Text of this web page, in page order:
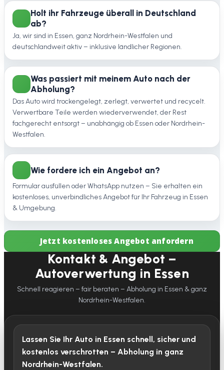
Holt ihr Fahrzeuge überall in Deutschland
ab?
Ja, wir sind in Essen, ganz Nordrhein-Westfalen und
deutschlandweit aktiv – inklusive ländlicher Regionen.
Was passiert mit meinem Auto nach der
Abholung?
Das Auto wird trockengelegt, zerlegt, verwertet und recycelt.
Verwertbare Teile werden wiederverwendet, der Rest
fachgerecht entsorgt – unabhängig ob Essen oder Nordrhein-
Westfalen.
Wie fordere ich ein Angebot an?
Formular ausfüllen oder WhatsApp nutzen – Sie erhalten ein
kostenloses, unverbindliches Angebot für Ihr Fahrzeug in Essen
& Umgebung.
Jetzt kostenloses Angebot anfordern
Kontakt & Angebot –
Autoverwertung in Essen
Schnell reagieren – fair beraten – Abholung in Essen & ganz
Nordrhein-Westfalen.
Lassen Sie Ihr Auto in Essen schnell, sicher und
kostenlos verschrotten – Abholung in ganz
Nordrhein-Westfalen.